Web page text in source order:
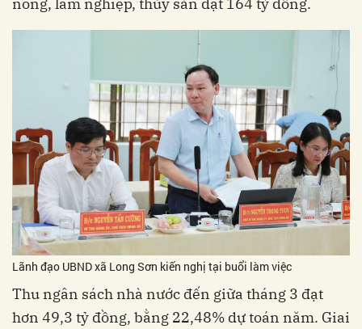
Lãnh đạo UBND xã Long Sơn kiến nghị tại buổi làm việc
Thu ngân sách nhà nước đến giữa tháng 3 đạt
hơn 49,3 tỷ đồng, bằng 22,48% dự toán năm. Giai